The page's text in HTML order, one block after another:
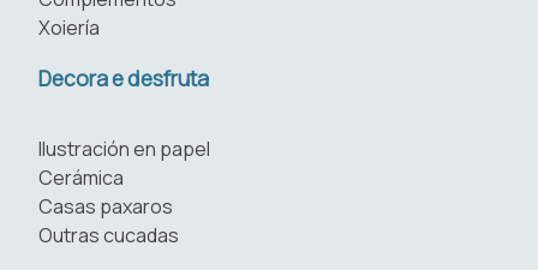
Xoiería
Decora e desfruta
Ilustración en papel
Cerámica
Casas paxaros
Outras cucadas